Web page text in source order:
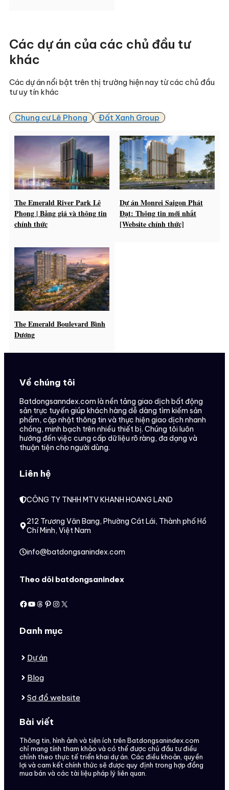
Các dự án của các chủ đầu tư
khác
Các dự án nổi bật trên thị trường hiện nay từ các chủ đầu
tư uy tín khác
Chung cư Lê Phong Đất Xanh Group
The Emerald River Park Lê
Phong | Bảng giá và thông tin
chính thức
Dự án Monrei Saigon Phát
Đạt: Thông tin mới nhất
[Website chính thức]
The Emerald Boulevard Bình
Dương
Về chúng tôi
Batdongsanndex.com là nền tảng giao dịch bất động
sản trực tuyến giúp khách hàng dễ dàng tìm kiếm sản
phẩm, cập nhật thông tin và thực hiện giao dịch nhanh
chóng, minh bạch trên nhiều thiết bị. Chúng tôi luôn
hướng đến việc cung cấp dữ liệu rõ ràng, đa dạng và
thuận tiện cho người dùng.
Liên hệ
CÔNG TY TNHH MTV KHANH HOANG LAND
212 Trương Văn Bang, Phường Cát Lái, Thành phố Hồ
Chí Minh, Việt Nam
info@batdongsanindex.com
Theo dõi batdongsanindex
Facebook
Youtube
Threads
Pinterest
Instagram
X
Danh mục
Dự án
Blog
Sơ đồ website
Bài viết
Thông tin, hình ảnh và tiện ích trên Batdongsanindex.com
chỉ mang tính tham khảo và có thể được chủ đầu tư điều
chỉnh theo thực tế triển khai dự án. Các điều khoản, quyền
lợi và cam kết chính thức sẽ được quy định trong hợp đồng
mua bán và các tài liệu pháp lý liên quan.